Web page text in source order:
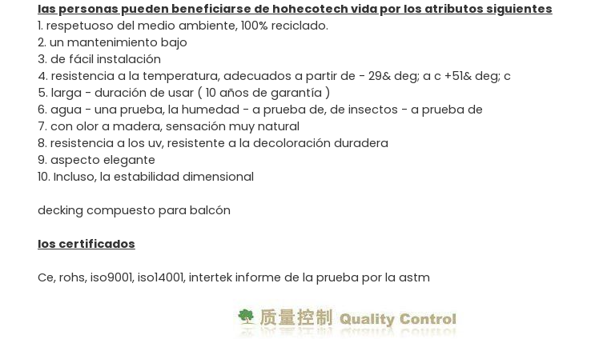
las personas pueden beneficiarse de hohecotech vida por los atributos siguientes
1. respetuoso del medio ambiente, 100% reciclado.
2. un mantenimiento bajo
3. de fácil instalación
4. resistencia a la temperatura, adecuados a partir de - 29& deg; a c +51& deg; c
5. larga - duración de usar ( 10 años de garantía )
6. agua - una prueba, la humedad - a prueba de, de insectos - a prueba de
7. con olor a madera, sensación muy natural
8. resistencia a los uv, resistente a la decoloración duradera
9. aspecto elegante
10. Incluso, la estabilidad dimensional
decking compuesto para balcón
los certificados
Ce, rohs, iso9001, iso14001, intertek informe de la prueba por la astm